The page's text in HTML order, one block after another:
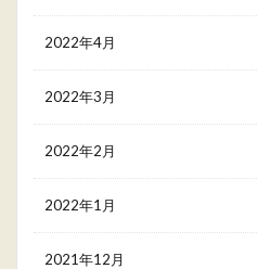
2022年4月
2022年3月
2022年2月
2022年1月
2021年12月